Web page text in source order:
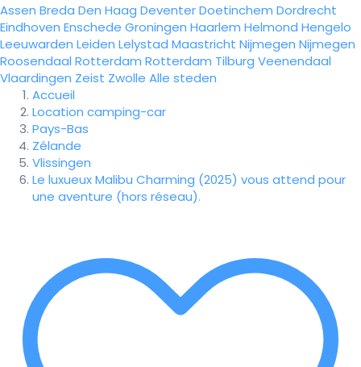
Assen Breda Den Haag DeventerDoetinchem Dordrecht
Eindhoven Enschede Groningen Haarlem Helmond Hengelo
Leeuwarden Leiden Lelystad Maastricht Nijmegen Nijmegen
Roosendaal Rotterdam Rotterdam Tilburg Veenendaal
Vlaardingen Zeist Zwolle Alle steden
Accueil
Location camping-car
Pays-Bas
Zélande
Vlissingen
Le luxueux Malibu Charming (2025) vous attend pour
une aventure (hors réseau).